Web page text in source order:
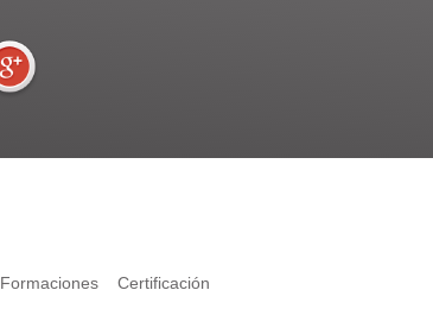
Formaciones Certificación